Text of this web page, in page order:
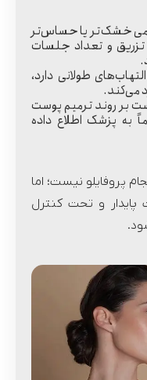
خشک‌تر یا حساس‌تر
تزریق و تعداد جلسات
طولانی دارد،
می‌کند.
بر روند ترمیم پوست
به پزشک اطلاع داده
پروفایلو نیست؛ اما
و تحت کنترل